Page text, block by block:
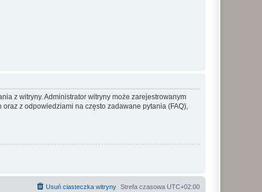
z witryny. Administrator witryny może zarejestrowanym
z odpowiedziami na często zadawane pytania (FAQ),
Strefa czasowa UTC+02:00
Usuń ciasteczka witryny